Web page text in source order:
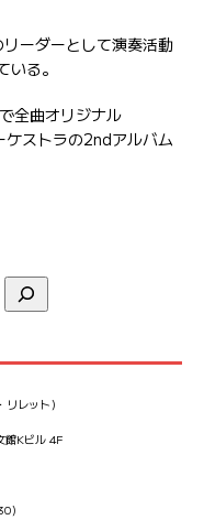
ーダーとして演奏活動
る。
全曲オリジナル
ストラの2ndアルバム
レット）
館Kビル 4F
）